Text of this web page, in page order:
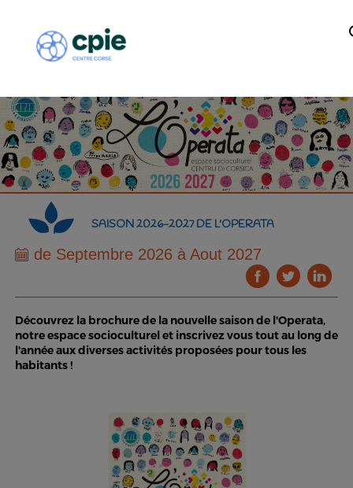
SAISON 2026-2027 DE L'OPERATA
de Septembre 2026 à Aout 2027
Découvrez la brochure de la nouvelle saison de l'Operata,
notre espace socioculturel et inscrivez vous tout au long de
l'année aux diverses activités proposées pour tous les
habitants !